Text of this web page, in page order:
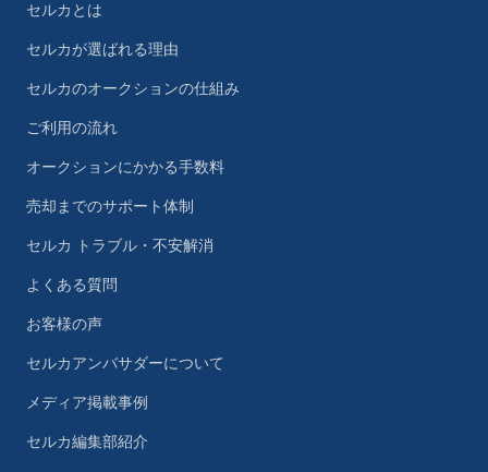
セルカとは
セルカが選ばれる理由
セルカのオークションの仕組み
ご利用の流れ
オークションにかかる手数料
売却までのサポート体制
セルカ トラブル・不安解消
よくある質問
お客様の声
セルカアンバサダーについて
メディア掲載事例
セルカ編集部紹介